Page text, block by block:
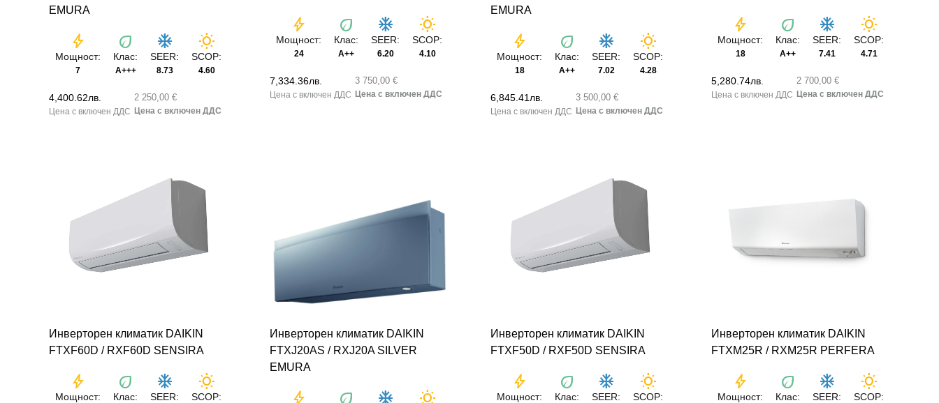
EMURA
bolt
Мощност:
7
eco
Клас:
A+++
ac_unit
SEER:
8.73
wb_sunny
SCOP:
4.60
4,400.62лв. 2 250,00 €
bolt
Мощност:
24
eco
Клас:
A++
ac_unit
SEER:
6.20
wb_sunny
SCOP:
4.10
7,334.36лв. 3 750,00 €
EMURA
bolt
Мощност:
18
eco
Клас:
A++
ac_unit
SEER:
7.02
wb_sunny
SCOP:
4.28
6,845.41 лв. 3 500,00 €
bolt
Мощност:
18
eco
Клас:
A++
ac_unit
SEER:
7.41
wb_sunny
SCOP:
4.71
5,280.74лв. 2 700,00 €
Инверторен климатик DAIKIN
FTXF60D / RXF60D SENSIRA
bolt
Мощност:
eco
Клас:
ac_unit
SEER:
wb_sunny
SCOP:
Инверторен климатик DAIKIN
FTXJ20AS / RXJ20A SILVER
EMURA
bolt eco ac_unit wb_sunny
Инверторен климатик DAIKIN
FTXF50D / RXF50D SENSIRA
bolt
Мощност:
eco
Клас:
ac_unit
SEER:
wb_sunny
SCOP:
Инверторен климатик DAIKIN
FTXM25R / RXM25R PERFERA
bolt
Мощност:
eco
Клас:
ac_unit
SEER:
wb_sunny
SCOP: